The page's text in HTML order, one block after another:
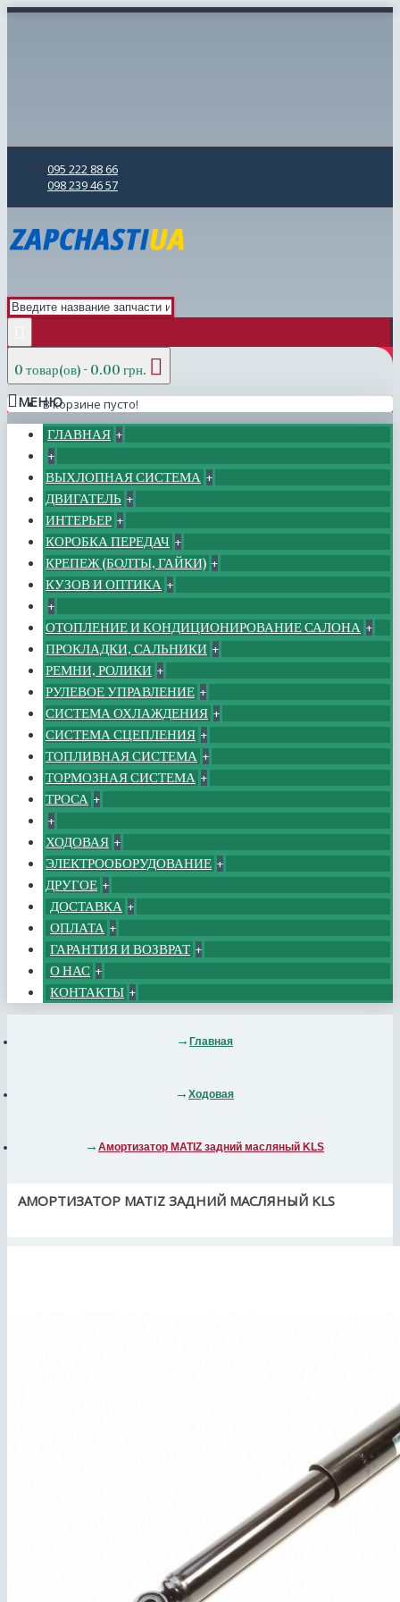
095 222 88 66
098 239 46 57
0 товар(ов) - 0.00 грн.
В корзине пусто!
МЕНЮ
ГЛАВНАЯ +
+
ВЫХЛОПНАЯ СИСТЕМА +
ДВИГАТЕЛЬ +
ИНТЕРЬЕР +
КОРОБКА ПЕРЕДАЧ +
КРЕПЕЖ (БОЛТЫ, ГАЙКИ) +
КУЗОВ И ОПТИКА +
+
ОТОПЛЕНИЕ И КОНДИЦИОНИРОВАНИЕ САЛОНА +
ПРОКЛАДКИ, САЛЬНИКИ +
РЕМНИ, РОЛИКИ +
РУЛЕВОЕ УПРАВЛЕНИЕ +
СИСТЕМА ОХЛАЖДЕНИЯ +
СИСТЕМА СЦЕПЛЕНИЯ +
ТОПЛИВНАЯ СИСТЕМА +
ТОРМОЗНАЯ СИСТЕМА +
ТРОСА +
+
ХОДОВАЯ +
ЭЛЕКТРООБОРУДОВАНИЕ +
ДРУГОЕ +
ДОСТАВКА +
ОПЛАТА +
ГАРАНТИЯ И ВОЗВРАТ +
О НАС +
КОНТАКТЫ +
Главная
Ходовая
Амортизатор MATIZ задний масляный KLS
АМОРТИЗАТОР MATIZ ЗАДНИЙ МАСЛЯНЫЙ KLS